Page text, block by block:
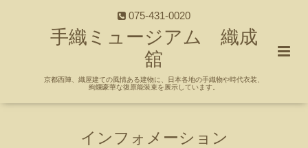
075-431-0020
手織ミュージアム 織成
舘
京都西陣、織屋建ての風情ある建物に、日本各地の手織物や時代衣装、
絢爛豪華な復原能装束を展示しています。
インフォメーション